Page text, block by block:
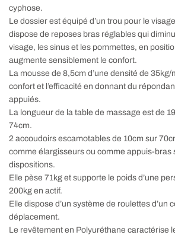
cyphose.
Le dossier est équipé d’un trou pour le
dispose de reposes bras réglables qui
visage, les sinus et les pommettes, en
augmente sensiblement le confort.
La mousse de 8,5cm d’une densité de 35kg/
confort et l’efficacité en donnant du
appuiés.
La longueur de la table de massage est de
74cm.
2 accoudoirs escamotables de 10cm sur
comme élargisseurs ou comme appuis-bras
dispositions.
Elle pèse 71kg et supporte le poids d’une
200kg en actif.
Elle dispose d’un système de roulettes d’un
déplacement.
Le revêtement en Polyuréthane caractérise